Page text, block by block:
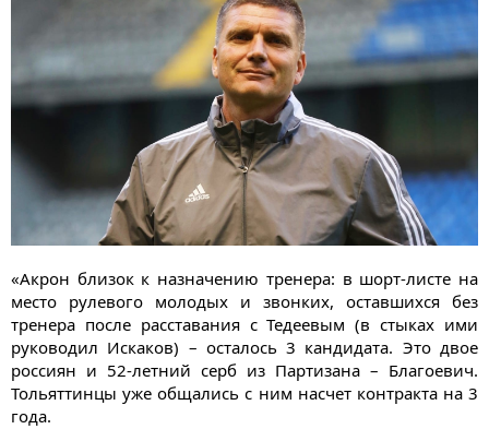
«Акрон близок к назначению тренера: в шорт-листе на
место рулевого молодых и звонких, оставшихся без
тренера после расставания с Тедеевым (в стыках ими
руководил Искаков) – осталось 3 кандидата. Это двое
россиян и 52-летний серб из Партизана – Благоевич.
Тольяттинцы уже общались с ним насчет контракта на 3
года.